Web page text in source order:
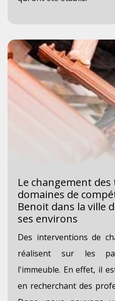
Le changement
domaines de
Benoit dans la ville
ses environs
Des interventions de
réalisent sur les
l'immeuble. En effet, il
en recherchant des